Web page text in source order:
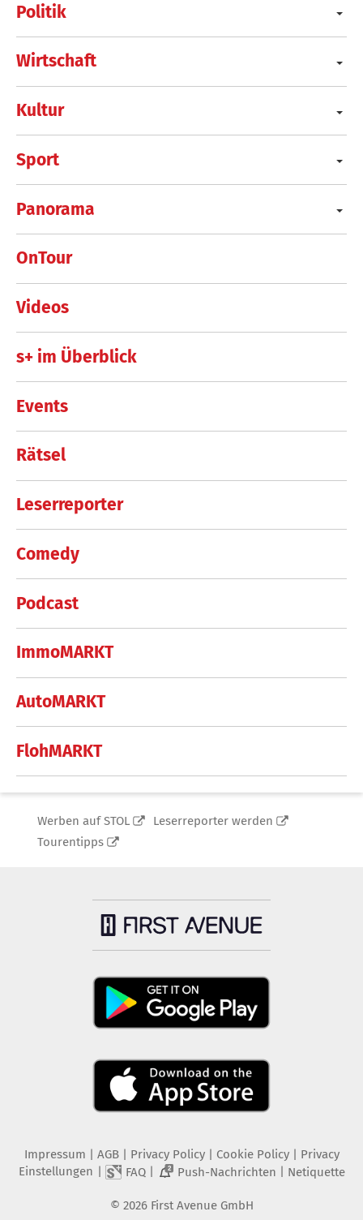
Politik
Wirtschaft
Kultur
Sport
Panorama
OnTour
Videos
s+ im Überblick
Events
Rätsel
Leserreporter
Comedy
Podcast
ImmoMARKT
AutoMARKT
FlohMARKT
Werben auf STOL
Leserreporter werden
Tourentipps
Impressum | AGB | Privacy Policy| Cookie Policy| Privacy
Einstellungen | FAQ| 2 Push-Nachrichten | Netiquette
© 2026 First Avenue GmbH